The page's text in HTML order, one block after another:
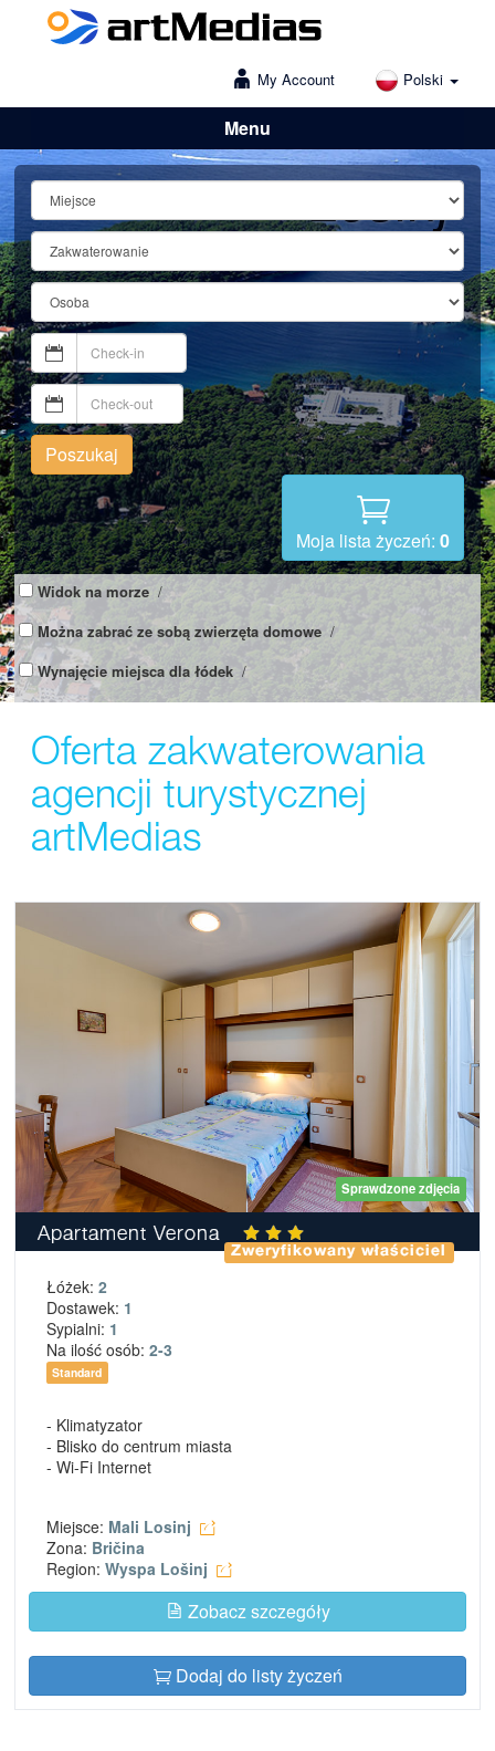
My Account Polski
Menu
Lošinj
Poszukaj
Moja lista życzeń: 0
Widok na morze /
Można zabrać ze sobą zwierzęta domowe /
Wynajęcie miejsca dla łódek /
Oferta zakwaterowania
agencji turystycznej
artMedias
Sprawdzone zdjęcia
Apartament Verona
Zweryfikowany właściciel
Łóżek: 2
Dostawek: 1
Sypialni: 1
Na ilość osób: 2-3
Standard
- Klimatyzator
- Blisko do centrum miasta
- Wi-Fi Internet
Miejsce: Mali Losinj
Zona: Bričina
Region: Wyspa Lošinj
Zobacz szczegóły
Dodaj do listy życzeń